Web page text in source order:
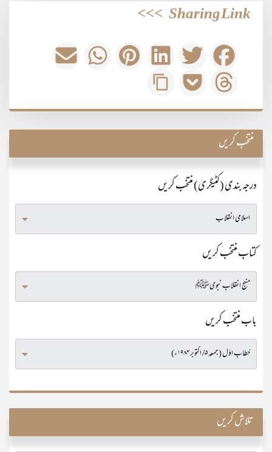
Sharing Link
>>>
منتخب کریں
درجہ بندی (کٹیگری) منتخب کریں
کتاب منتخب کریں
باب منتخب کریں
تلاش کریں